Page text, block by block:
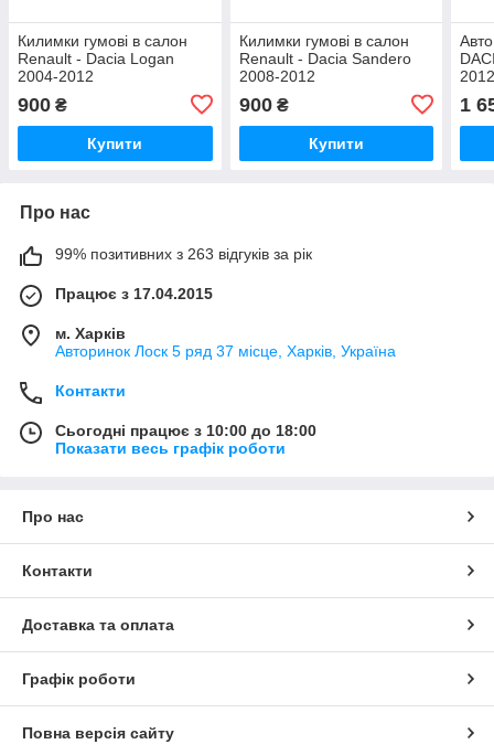
Килимки гумові в салон
Renault - Dacia Logan
2004-2012
900 ₴
Купити
Килимки гумові в салон
Renault - Dacia Sandero
2008-2012
900₴
Купити
1
Про нас
99% позитивних з 263 відгуків за рік
Працює з 17.04.2015
м. Харків
Авторинок Лоск 5 ряд 37 місце, Харків, Україна
Контакти
Сьогодні працює з 10:00 до 18:00
Показати весь графік роботи
Про нас
Контакти
Доставка та оплата
Графік роботи
Повна версія сайту